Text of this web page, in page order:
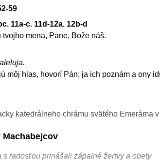
59
11a-c. 11d-12a. 12b-d
tvojho mena, Pane, Bože náš.
môj hlas, hovorí Pán; ja ich poznám a ony
katedrálneho chrámu svätého Emeráma v
radosťou prinášali zápalné žertvy a obety